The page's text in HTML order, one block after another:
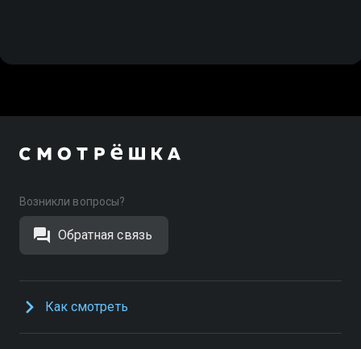
Возникли вопросы?
Обратная связь
Как смотреть